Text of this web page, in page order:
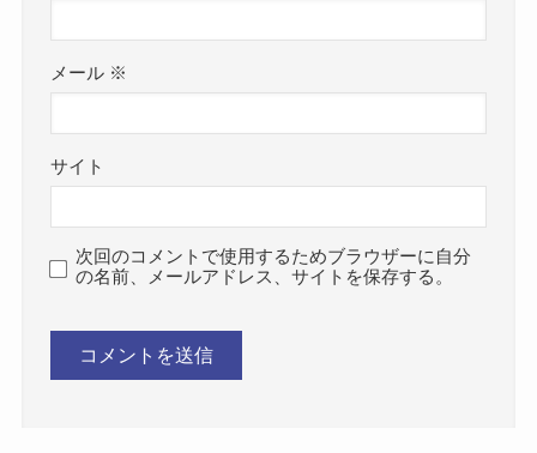
メール ※
サイト
次回のコメントで使用するためブラウザーに自分
の名前、メールアドレス、サイトを保存する。